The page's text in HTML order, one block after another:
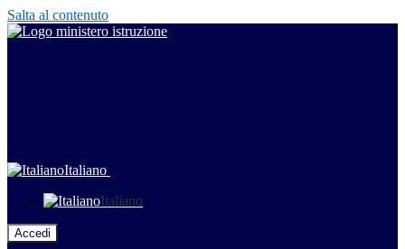
Salta al contenuto
Italiano
Italiano
Accedi